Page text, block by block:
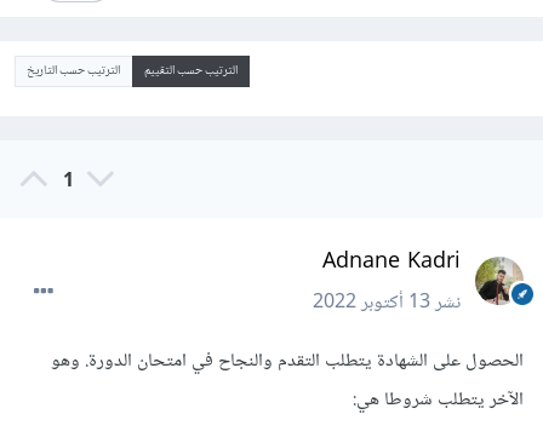
الترتيب حسب التقييم الترتيب حسب التاريخ
1
Adnane Kadri
نشر13 أكتوبر 2022
الحصول على الشهادة يتطلب التقدم والنجاح في امتحان الدورة. وهو
الآخر يتطلب شروطا هي: